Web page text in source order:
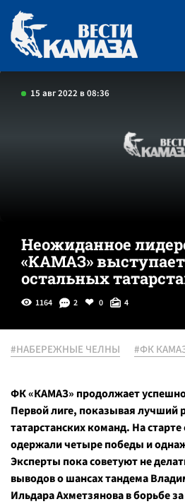
15 авг 2022 в 08:36
Неожиданное
«КАМАЗ»
остальных
1164 2 0 4
#НАБЕРЕЖНЫЕ ЧЕЛНЫ #ФК
ФК «КАМАЗ» продолжает
Первой лиге, показывая лучший
татарстанских команд. На
одержали четыре победы и
Эксперты пока советуют не
выводов о шансах тандема
Ильдара Ахметзянова в борьбе